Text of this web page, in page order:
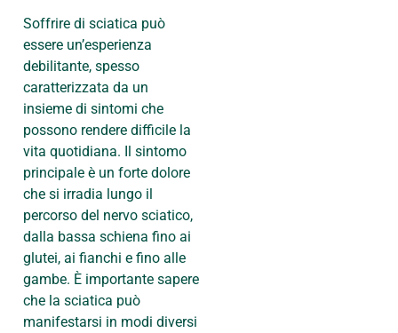
Soffrire di sciatica può
essere un’esperienza
debilitante, spesso
caratterizzata da un
insieme di sintomi che
possono rendere difficile la
vita quotidiana. Il sintomo
principale è un forte dolore
che si irradia lungo il
percorso del nervo sciatico,
dalla bassa schiena fino ai
glutei, ai fianchi e fino alle
gambe. È importante sapere
che la sciatica può
manifestarsi in modi diversi